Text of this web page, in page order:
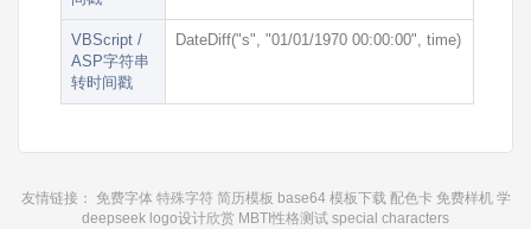
VBScript /
ASP字符串
转时间戳
DateDiff("s", "01/01/1970 00:00:00", time)
友情链接： 免费字体 特殊字符 简历模板 base64 模板下载 配色卡 免费样机 学
deepseek logo设计欣赏 MBTI性格测试 special characters